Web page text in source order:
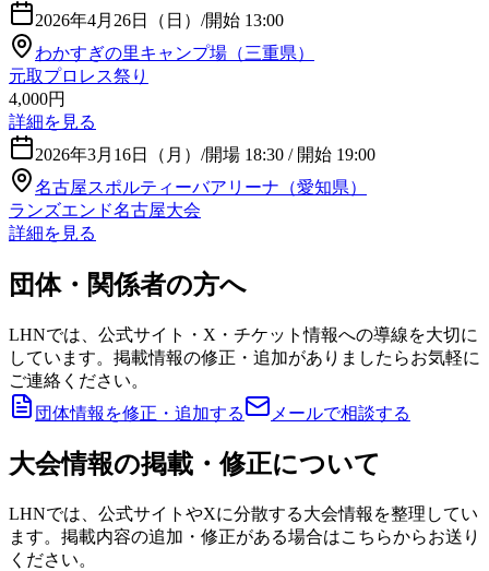
2026年4月26日（日） /開始 13:00
わかすぎの里キャンプ場（三重県）
元取プロレス祭り
4,000円
詳細を見る
2026年3月16日（月） /開場 18:30 / 開始 19:00
名古屋スポルティーバアリーナ（愛知県）
ランズエンド名古屋大会
詳細を見る
団体・関係者の方へ
LHNでは、公式サイト・X・チケット情報への導線を大切に
しています。掲載情報の修正・追加がありましたらお気軽に
ご連絡ください。
団体情報を修正・追加する
メールで相談する
大会情報の掲載・修正について
LHNでは、公式サイトやXに分散する大会情報を整理してい
ます。掲載内容の追加・修正がある場合はこちらからお送り
ください。